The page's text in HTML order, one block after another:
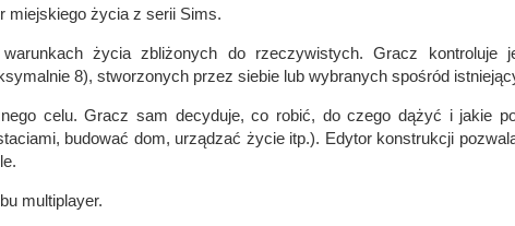
miejskiego życia z serii Sims.
życia zbliżonych do rzeczywistych. Gracz kontroluje
8), stworzonych przez siebie lub wybranych spośród
celu. Gracz sam decyduje, co robić, do czego dążyć i jakie
budować dom, urządzać życie itp.). Edytor konstrukcji
multiplayer.